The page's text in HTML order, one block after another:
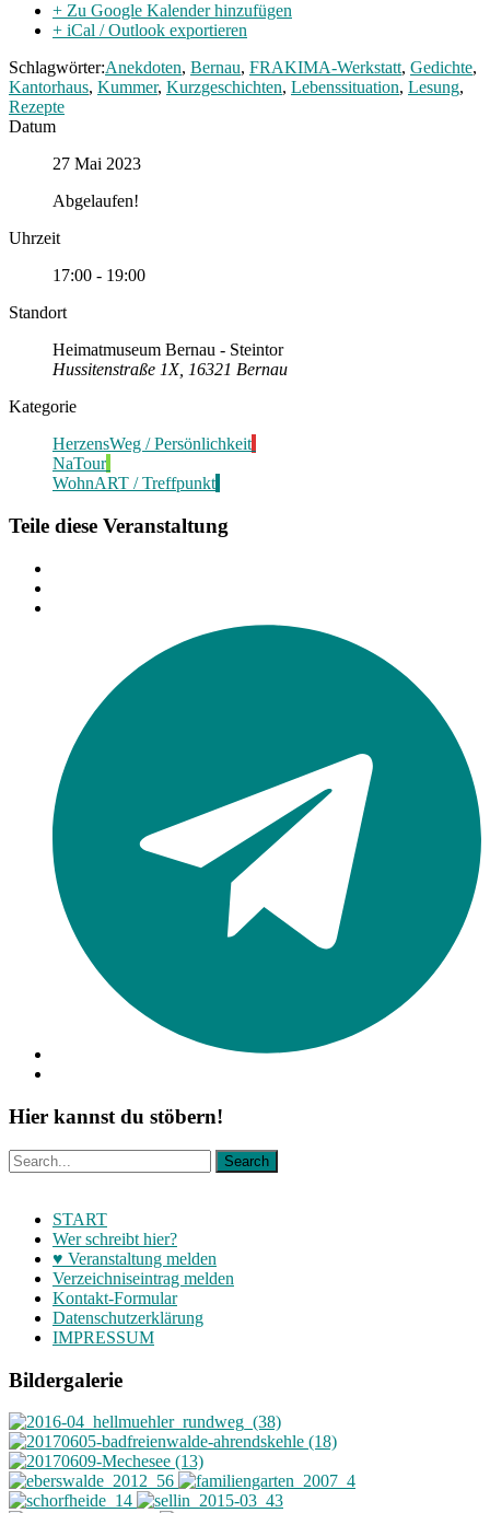
+ Zu Google Kalender hinzufügen
+ iCal / Outlook exportieren
Schlagwörter:Anekdoten, Bernau, FRAKIMA-Werkstatt, Gedichte,
Kantorhaus, Kummer, Kurzgeschichten, Lebenssituation, Lesung,
Rezepte
Datum
27 Mai 2023
Abgelaufen!
Uhrzeit
17:00 - 19:00
Standort
Heimatmuseum Bernau - Steintor
Hussitenstraße 1X, 16321 Bernau
Kategorie
HerzensWeg / Persönlichkeit
NaTour
WohnART / Treffpunkt
Teile diese Veranstaltung
Hier kannst du stöbern!
START
Wer schreibt hier?
♥ Veranstaltung melden
Verzeichniseintrag melden
Kontakt-Formular
Datenschutzerklärung
IMPRESSUM
Bildergalerie